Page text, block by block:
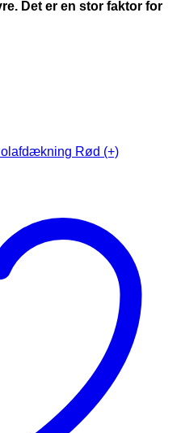
Det er en stor faktor for